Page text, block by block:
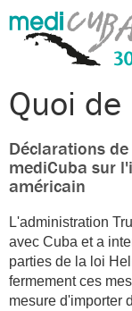
Quoi
Déclarations
mediCuba sur
américain
L'administration
avec Cuba et a
parties de la loi
fermement ces
mesure d'importer